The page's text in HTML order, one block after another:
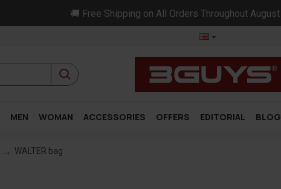
🚚 Free Shipping on All Orders Throughout August
MEN WOMAN ACCESSORIES OFFERS EDITORIAL BLOG
WALTER bag